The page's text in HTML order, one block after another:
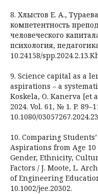
8. Хлыстов Е. А.,
компетентность
человеческого
психология,
10.24158/
9. Science capital as a
aspirations – a
Koskela, O. Kanerva [et
2024. Vol. 61, № 1. P.
10.1080/
10. Comparing
Aspirations from Age
Gender, Ethnicity,
Factors / J. Moote, L.
of Engineering
10.1002/jee.20302.